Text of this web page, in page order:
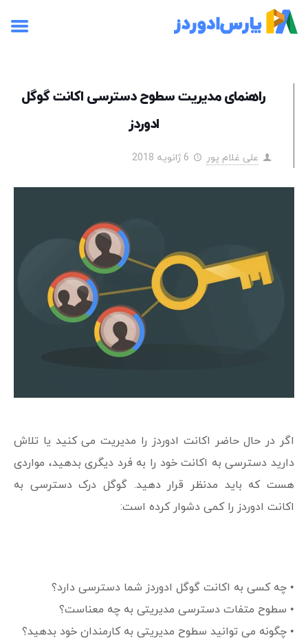
راهنمای مدیریت سطوح دسترسی اکانت گوگل
ادوردز
علی غلام پور 6 ژانویه 2018
اگر در حال حاضر اکانت ادوردز را مدیریت می کنید یا تلاش
دارید دسترسی به اکانت خود را به فرد دیگری بدهید، مواردی
هست که باید مدنظر قرار دهید. گوگل درک دسترسی به
اکانت ادوردز را کمی دشوار کرده است:
• چه کسی به اکانت گوگل ادوردز شما دسترسی دارد؟
• سطوح متفات دسترسی مدیریتی به چه معناست؟
• چگونه می توانید سطوح مدیریتی به کارمندان خود بدهید؟